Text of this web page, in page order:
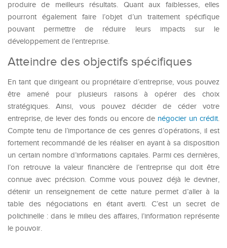
produire de meilleurs résultats. Quant aux faiblesses, elles
pourront également faire l’objet d’un traitement spécifique
pouvant permettre de réduire leurs impacts sur le
développement de l’entreprise.
Atteindre des objectifs spécifiques
En tant que dirigeant ou propriétaire d’entreprise, vous pouvez
être amené pour plusieurs raisons à opérer des choix
stratégiques. Ainsi, vous pouvez décider de céder votre
entreprise, de lever des fonds ou encore de négocier un crédit.
Compte tenu de l’importance de ces genres d’opérations, il est
fortement recommandé de les réaliser en ayant à sa disposition
un certain nombre d’informations capitales. Parmi ces dernières,
l’on retrouve la valeur financière de l’entreprise qui doit être
connue avec précision. Comme vous pouvez déjà le deviner,
détenir un renseignement de cette nature permet d’aller à la
table des négociations en étant averti. C’est un secret de
polichinelle : dans le milieu des affaires, l’information représente
le pouvoir.